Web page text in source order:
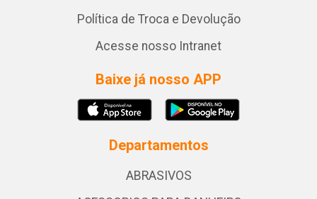
Política de Troca e Devolução
Acesse nosso Intranet
Baixe já nosso APP
Departamentos
ABRASIVOS